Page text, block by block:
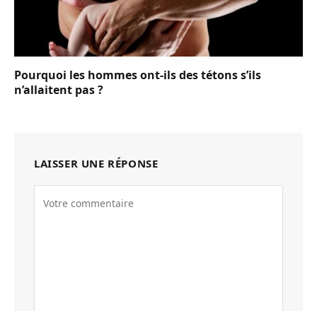
Pourquoi les hommes ont-ils des tétons s’ils
n’allaitent pas ?
LAISSER UNE RÉPONSE